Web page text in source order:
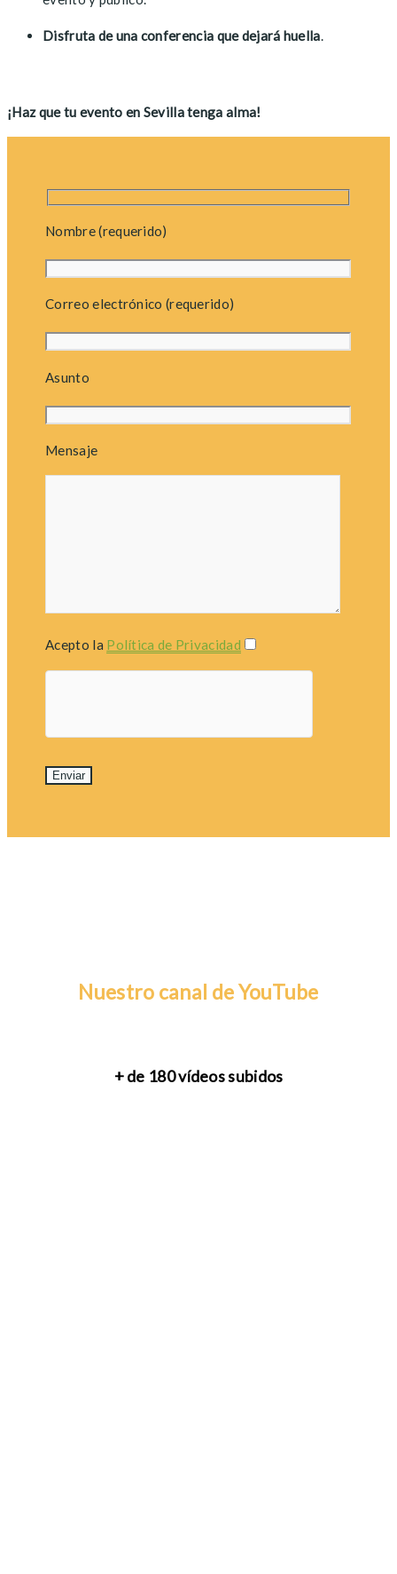
Disfruta de una conferencia que dejará huella.
¡Haz que tu evento en Sevilla tenga alma!
Nombre (requerido)
Correo electrónico (requerido)
Asunto
Mensaje
Acepto la Política de Privacidad
Nuestro canal de YouTube
+ de 180 vídeos subidos